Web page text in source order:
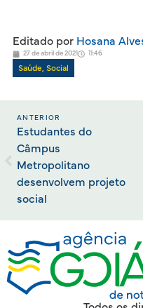
Editado porHosana
27 de abril de 2021 11:46
Saúde, Social
ANTERIOR
Estudantes do
Câmpus
Metropolitano
desenvolvem projeto
social